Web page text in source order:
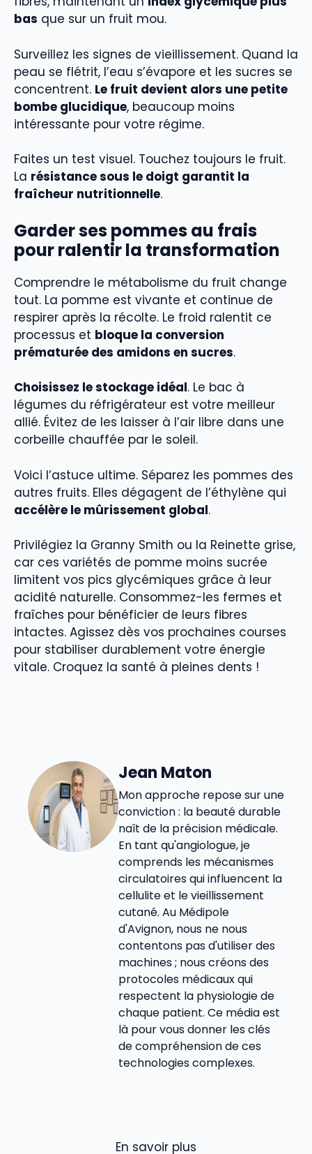
bas que sur un fruit mou.
Surveillez les signes de vieillissement. Quand la
peau se flétrit, l’eau s’évapore et les sucres se
concentrent. Le fruit devient alors une petite
bombe glucidique, beaucoup moins
intéressante pour votre régime.
Faites un test visuel. Touchez toujours le fruit.
La résistance sous le doigt garantit la
fraîcheur nutritionnelle.
Garder ses pommes au frais
pour ralentir la transformation
Comprendre le métabolisme du fruit change
tout. La pomme est vivante et continue de
respirer après la récolte. Le froid ralentit ce
processus et bloque la conversion
prématurée des amidons en sucres.
Choisissez le stockage idéal. Le bac à
légumes du réfrigérateur est votre meilleur
allié. Évitez de les laisser à l’air libre dans une
corbeille chauffée par le soleil.
Voici l’astuce ultime. Séparez les pommes des
autres fruits. Elles dégagent de l’éthylène qui
accélère le mûrissement global.
Privilégiez la Granny Smith ou la Reinette grise,
car ces variétés de pomme moins sucrée
limitent vos pics glycémiques grâce à leur
acidité naturelle. Consommez-les fermes et
fraîches pour bénéficier de leurs fibres
intactes. Agissez dès vos prochaines courses
pour stabiliser durablement votre énergie
vitale. Croquez la santé à pleines dents !
Jean Maton
Mon approche repose sur une
conviction : la beauté durable
naît de la précision médicale.
En tant qu'angiologue, je
comprends les mécanismes
circulatoires qui influencent la
cellulite et le vieillissement
cutané. Au Médipole
d'Avignon, nous ne nous
contentons pas d'utiliser des
machines ; nous créons des
protocoles médicaux qui
respectent la physiologie de
chaque patient. Ce média est
là pour vous donner les clés
de compréhension de ces
technologies complexes.
En savoir plus